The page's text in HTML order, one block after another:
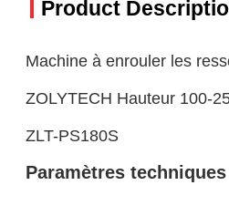
Product
Machine à enrouler les
ZOLYTECH Hauteur 100-
ZLT-PS180S
Paramètres techniques